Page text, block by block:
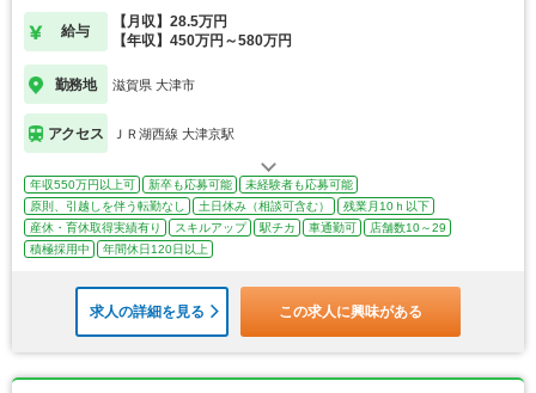
給与
【月収】28.5万円
【年収】450万円～580万円
勤務地 滋賀県 大津市
アクセス ＪＲ湖西線 大津京駅
年収550万円以上可 新卒も応募可能
未経験者も応募可能
原則、引越しを伴う転勤なし
土日休み（相談可含む）
残業月10ｈ以下
産休・育休取得実績有り
スキルアップ 駅チカ 車通勤可
店舗数10～29
積極採用中
年間休日120日以上
求人の詳細を見る この求人に興味がある